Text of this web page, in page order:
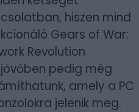
hiszen mind
Gears of War:
Revolution
pedig még
amely a PC
jelenik meg.